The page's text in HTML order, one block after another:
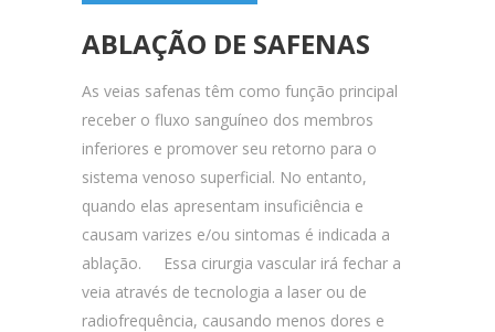
ABLAÇÃO DE SAFENAS
As veias safenas têm como função principal
receber o fluxo sanguíneo dos membros
inferiores e promover seu retorno para o
sistema venoso superficial. No entanto,
quando elas apresentam insuficiência e
causam varizes e/ou sintomas é indicada a
ablação. Essa cirurgia vascular irá fechar a
veia através de tecnologia a laser ou de
radiofrequência, causando menos dores e